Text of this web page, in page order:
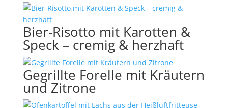
Bier-Risotto mit Karotten &
Speck – cremig & herzhaft
Gegrillte Forelle mit Kräutern
und Zitrone